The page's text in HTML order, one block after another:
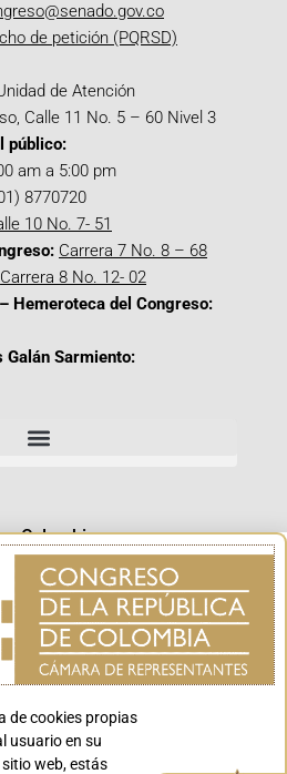
de petición (PQRSD)
de Atención
Calle 11 No. 5 – 60 Nivel 3
público:
am a 5:00 pm
8770720
10 No. 7- 51
Carrera 7 No. 8 – 68
Carrera 8 No. 12- 02
Hemeroteca del Congreso:
Sarmiento:
de cookies propias
usuario en su
web, estás